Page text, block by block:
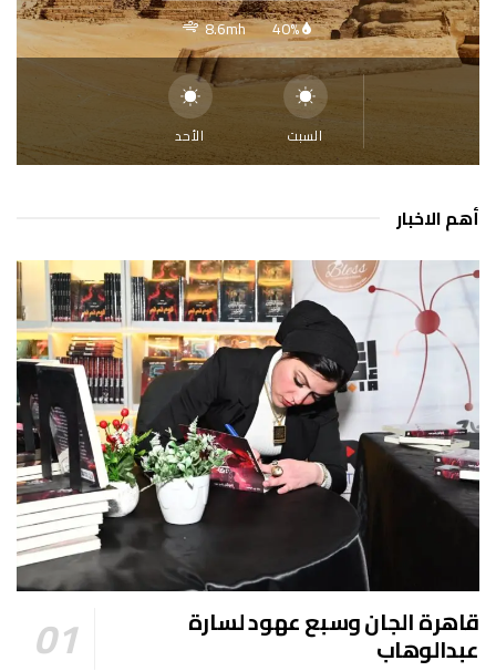
40%
8.6mh
السبت الأحد
أهم الاخبار
قاهرة الجان وسبع عهود لسارة
عبدالوهاب